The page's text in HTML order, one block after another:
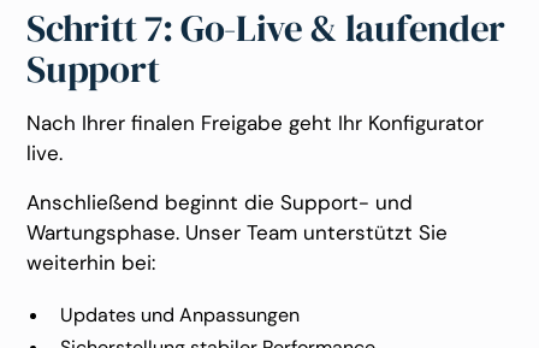
Schritt 7: Go-Live & laufender
Support
Nach Ihrer finalen Freigabe geht Ihr Konfigurator
live.
Anschließend beginnt die Support- und
Wartungsphase. Unser Team unterstützt Sie
weiterhin bei:
Updates und Anpassungen